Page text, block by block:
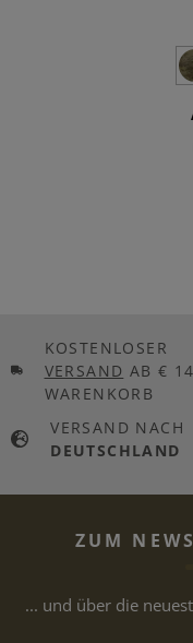
KOSTENLOSER
VERSAND AB €
WARENKORB
VERSAND NACH
DEUTSCHLAND
ZUM
... und über die